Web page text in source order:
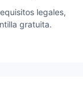
legales,
gratuita.